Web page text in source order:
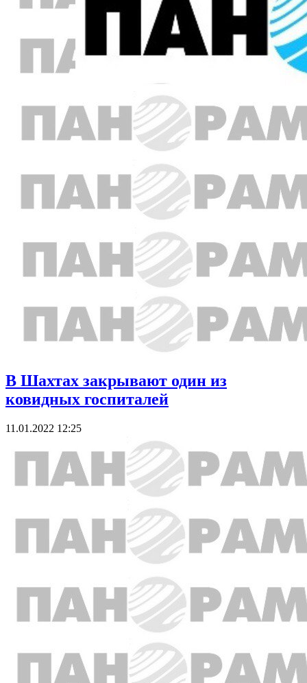
В Шахтах закрывают один из
ковидных госпиталей
11.01.2022 12:25